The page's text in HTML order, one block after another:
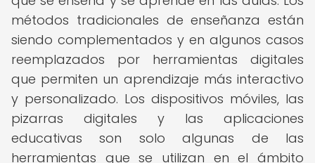
métodos tradicionales de enseñanza están
siendo complementados y en algunos casos
reemplazados por herramientas digitales
que permiten un aprendizaje más interactivo
y personalizado. Los dispositivos móviles, las
pizarras digitales y las aplicaciones
educativas son solo algunas de las
herramientas que se utilizan en el ámbito